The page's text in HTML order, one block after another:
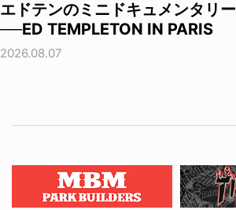
エドテンのミニドキュメンタリー
──ED TEMPLETON IN PARIS
2026.08.07